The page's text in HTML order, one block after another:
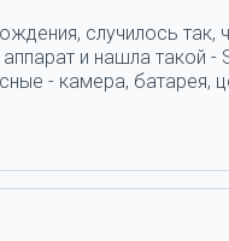
случилось
и нашла такой -
- камера, батарея,